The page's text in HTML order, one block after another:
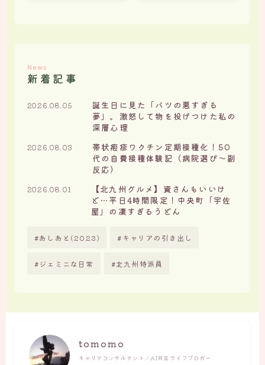
News
新着記事
誕生日に見た「バツの悪すぎる
夢」。激怒して物を投げつけた私の
深層心理
2026.08.05
帯状疱疹ワクチン定期接種化！50
代の自費接種体験記（病院選び〜副
反応）
2026.08.03
【北九州グルメ】資さんもいいけ
ど…平日4時間限定！中央町「宇佐
屋」の凄すぎるうどん
2026.08.01
あしあと(2023) キャリアの引き出し
ジェミニな日常 北九州特派員
tomomo
キャリアコンサルタント／AI共生ライフブロガー